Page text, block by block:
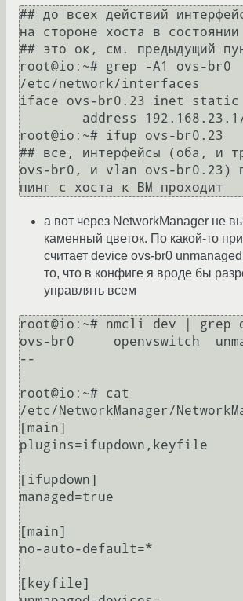
## до всех действий
на стороне хоста в состоянии
## это ок, см. предыдущий
root@io:~# grep -A1 ovs-br0
/etc/network/interfaces
iface ovs-br0.23 inet static
root@io:~# ifup ovs-br0.23
## все, интерфейсы (оба, и
ovs-br0, и vlan ovs-br0.23)
а вот через NetworkManager не
каменный цветок. По какой-то
считает device ovs-br0
то, что в конфиге я вроде бы
управлять всем
root@io:~# nmcli dev | grep
ovs-br0     openvswitch
--
root@io:~# cat
/etc/NetworkManager/
[main]
plugins=ifupdown,keyfile
[ifupdown]
managed=true
[main]
no-auto-default=*
[keyfile]